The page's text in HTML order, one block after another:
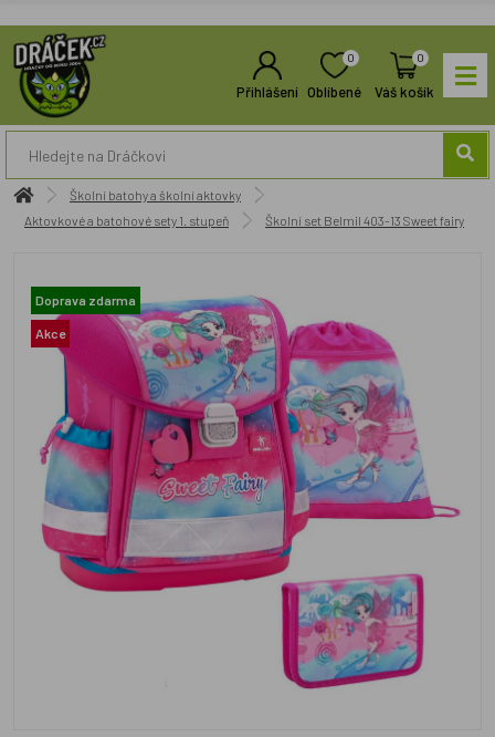
Přihlášení
0
Oblíbené
0
Váš košík
Školní batohy a školní aktovky
Aktovkové a batohové sety 1. stupeň
Školní set Belmil 403-13 Sweet fairy
Doprava zdarma
Akce